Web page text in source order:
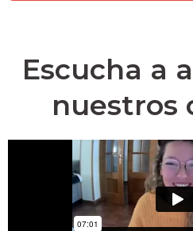
Escucha a
nuestros